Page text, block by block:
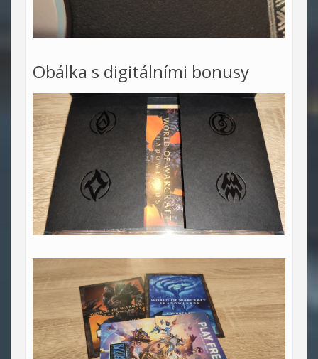
Obálka s digitálními bonusy